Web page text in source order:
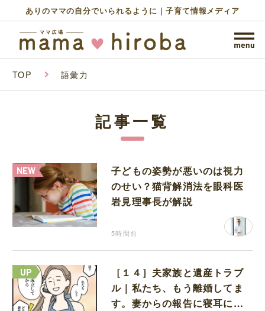
ありのママの自分でいられるように｜子育て情報メディア
TOP 語彙力
記事一覧
子どもの姿勢が悪いのは視力
のせい？猫背解消法を眼科医
岩見理事長が解説
5時間前
［１４］夫家族と遺産トラブ
ル｜私たち、もう離婚してま
す。妻からの報告に寝耳に水